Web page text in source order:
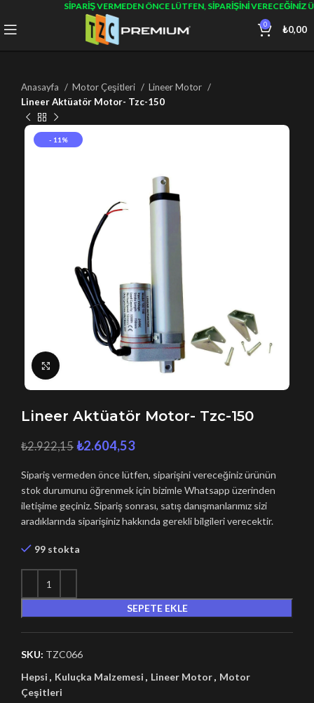
SIPARIŞ VERMEDEN ÖNCE LÜTFEN, SIPARIŞINI
0 ₺0,00
Anasayfa Motor Çeşitleri
Lineer Motor
Lineer Aktüatör Motor- Tzc-150
- 11%
Büyütmek için tıklayın
Lineer Aktüatör Motor- Tzc-150
₺2.922,15 ₺2.604,53
Sipariş vermeden önce lütfen, siparişini vereceğiniz ürünün
stok durumunu öğrenmek için bizimle Whatsapp üzerinden
iletişime geçiniz. Sipariş sonrası, satış danışmanlarımız sizi
aradıklarında siparişiniz hakkında gerekli bilgileri verecektir.
99 stokta
SEPETE EKLE
SKU: TZC066
Hepsi , Kuluçka Malzemesi , Lineer Motor, Motor
Çeşitleri